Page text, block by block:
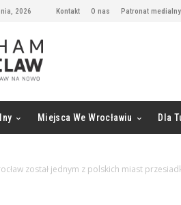
2026 Kontakt O nas Patronat medialny
Miejsca We Wrocławiu Dla
został jednym z polskich miast